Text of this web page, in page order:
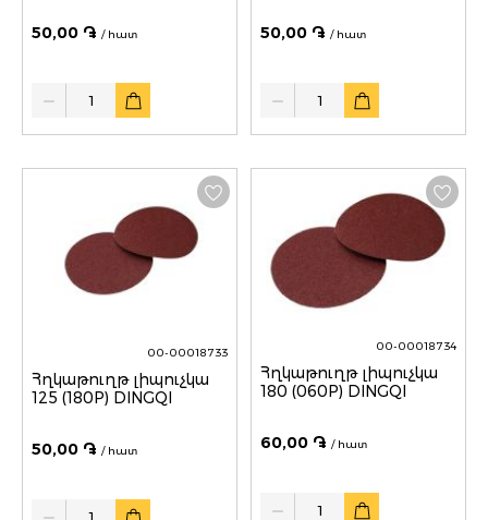
50,00 ֏ / հատ 50,00 ֏ / հատ
00-00018733
Հղկաթուղթ լիպուչկա
125 (180P) DINGQI
50,00 ֏ / հատ
Quantity
00-00018734
Հղկաթուղթ լիպուչկա
180 (060P) DINGQI
60,00 ֏ / հատ